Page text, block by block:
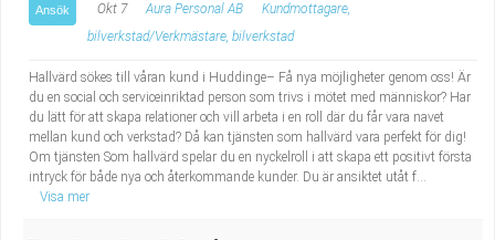
Ansök Okt 7 Aura Personal AB
Kundmottagare,
bilverkstad/Verkmästare, bilverkstad
Hallvärd sökes till våran kund i Huddinge– Få nya möjligheter genom oss! Är
du en social och serviceinriktad person som trivs i mötet med människor? Har
du lätt för att skapa relationer och vill arbeta i en roll där du får vara navet
mellan kund och verkstad? Då kan tjänsten som hallvärd vara perfekt för dig!
Om tjänsten Som hallvärd spelar du en nyckelroll i att skapa ett positivt första
intryck för både nya och återkommande kunder. Du är ansiktet utåt f...
Visa mer